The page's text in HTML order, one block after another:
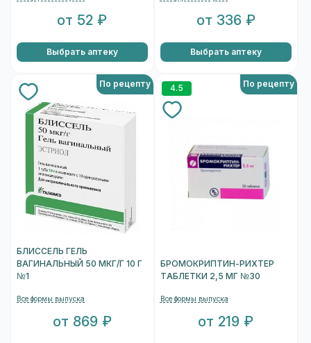
от 52 ₽
Выбрать аптеку
от 336 ₽
Выбрать аптеку
По рецепту
БЛИССЕЛЬ ГЕЛЬ
ВАГИНАЛЬНЫЙ 50 МКГ/Г 10 Г
№1
Все формы выпуска
от 869 ₽
4.5 По рецепту
БРОМОКРИПТИН-РИХТЕР
ТАБЛЕТКИ 2,5 МГ №30
Все формы выпуска
от 219 ₽